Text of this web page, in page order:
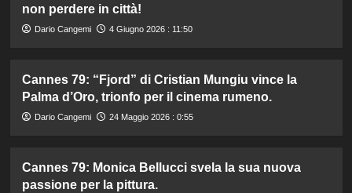
non perdere in città!
Dario Cangemi 4 Giugno 2026 : 11:50
Cannes 79: “Fjord” di Cristian Mungiu vince la
Palma d’Oro, trionfo per il cinema rumeno.
Dario Cangemi 24 Maggio 2026 : 0:55
Cannes 79: Monica Bellucci svela la sua nuova
passione per la pittura.